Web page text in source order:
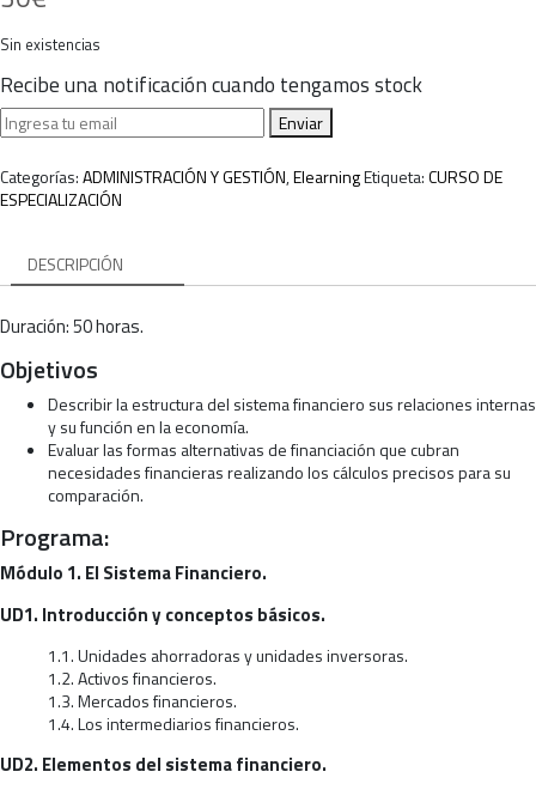
Sin existencias
Recibe una notificación cuando tengamos stock
Enviar
Categorías:ADMINISTRACIÓN Y GESTIÓN,ElearningEtiqueta:CURSO DE
ESPECIALIZACIÓN
DESCRIPCIÓN
Duración: 50 horas.
Objetivos
Describir la estructura del sistema financiero sus relaciones internas
y su función en la economía.
Evaluar las formas alternativas de financiación que cubran
necesidades financieras realizando los cálculos precisos para su
comparación.
Programa:
Módulo 1. El Sistema Financiero.
UD1. Introducción y conceptos básicos.
1.1. Unidades ahorradoras y unidades inversoras.
1.2. Activos financieros.
1.3. Mercados financieros.
1.4. Los intermediarios financieros.
UD2. Elementos del sistema financiero.